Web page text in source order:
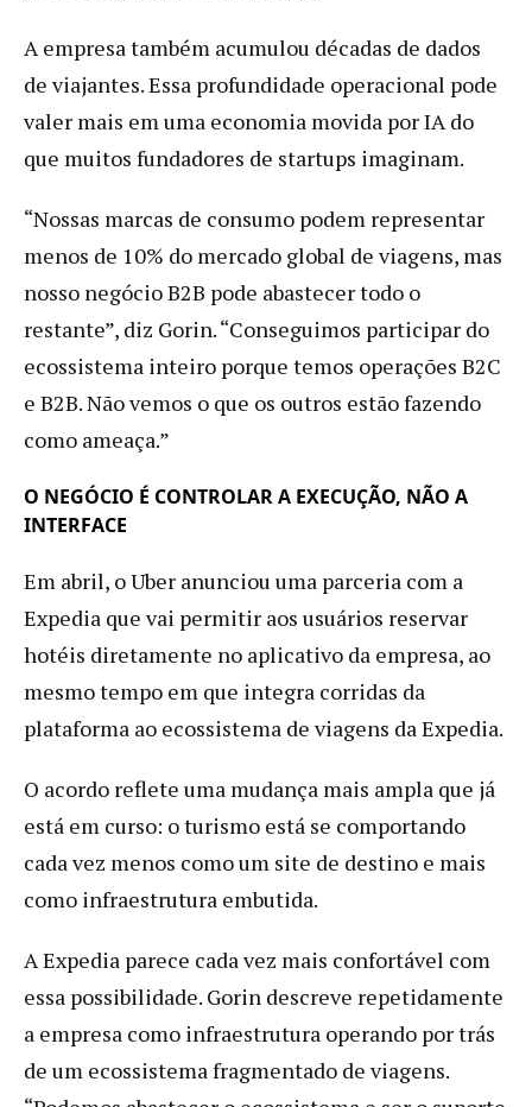
A empresa também acumulou décadas de dados
de viajantes. Essa profundidade operacional pode
valer mais em uma economia movida por IA do
que muitos fundadores de startups imaginam.
“Nossas marcas de consumo podem representar
menos de 10% do mercado global de viagens, mas
nosso negócio B2B pode abastecer todo o
restante”, diz Gorin. “Conseguimos participar do
ecossistema inteiro porque temos operações B2C
e B2B. Não vemos o que os outros estão fazendo
como ameaça.”
O NEGÓCIO É CONTROLAR A EXECUÇÃO, NÃO A
INTERFACE
Em abril, o Uber anunciou uma parceria com a
Expedia que vai permitir aos usuários reservar
hotéis diretamente no aplicativo da empresa, ao
mesmo tempo em que integra corridas da
plataforma ao ecossistema de viagens da Expedia.
O acordo reflete uma mudança mais ampla que já
está em curso: o turismo está se comportando
cada vez menos como um site de destino e mais
como infraestrutura embutida.
A Expedia parece cada vez mais confortável com
essa possibilidade. Gorin descreve repetidamente
a empresa como infraestrutura operando por trás
de um ecossistema fragmentado de viagens.